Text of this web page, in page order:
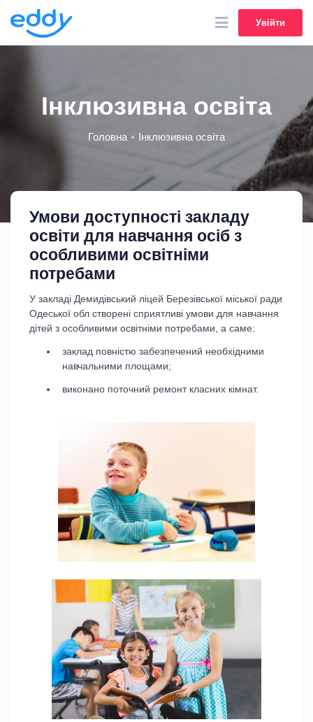
Увійти
Увійти
Інклюзивна освіта
Головна Інклюзивна освіта
Умови доступності закладу
освіти для навчання осіб з
особливими освітніми
потребами
У закладі Демидівський ліцей Березівської міської ради
Одеської обл створені сприятливі умови для навчання
дітей з особливими освітніми потребами, а саме:
заклад повністю забезпечений необхідними
навчальними площами;
виконано поточний ремонт класних кімнат.